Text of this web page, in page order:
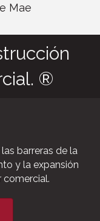
Mae
®
barreras de la
y la expansión
comercial.